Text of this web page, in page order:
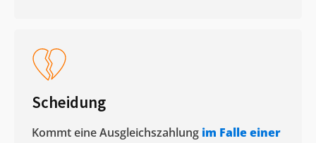
Scheidung
Kommt eine Ausgleichszahlung im Falle einer